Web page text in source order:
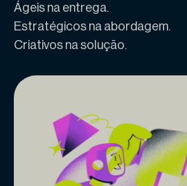
Ágeis na entrega.
Estratégicos na abordagem.
Criativos na solução.